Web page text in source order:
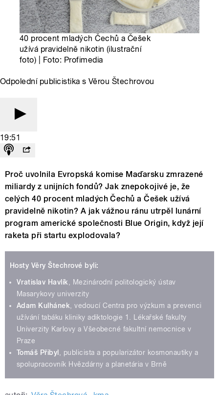
40 procent mladých Čechů a Češek
užívá pravidelně nikotin (ilustrační
foto) | Foto: Profimedia
Odpolední publicistika s Věrou Štechrovou
19:51
Proč uvolnila Evropská komise Maďarsku zmrazené
miliardy z unijních fondů? Jak znepokojivé je, že
celých 40 procent mladých Čechů a Češek užívá
pravidelně nikotin? A jak vážnou ránu utrpěl lunární
program americké společnosti Blue Origin, když její
raketa při startu explodovala?
Hosty Věry Štechrové byli:
Vratislav Havlík
, Mezinárodní politologický ústav
Masarykovy univerzity
Adam Kulhánek , vedoucí Centra pro výzkum a prevenci
užívání tabáku kliniky adiktologie 1. Lékařské fakulty
Univerzity Karlovy a Všeobecné fakultní nemocnice v
Praze
Tomáš Přibyl
, publicista a popularizátor kosmonautiky a
spolupracovník Hvězdárny a planetária v Brně